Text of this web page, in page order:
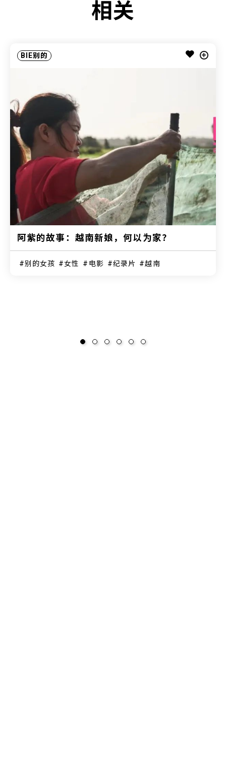
相关
BIE别的
阿紫的故事：越南新娘，何以为家？
别的女孩 女性 电影 纪录片 越南